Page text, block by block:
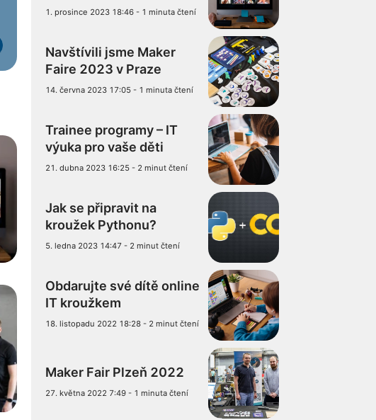
1. prosince 2023 18:46 - 1 minuta čtení
Navštívili jsme Maker
Faire 2023 v Praze
14. června 2023 17:05 - 1 minuta čtení
Trainee programy – IT
výuka pro vaše děti
21. dubna 2023 16:25 - 2 minut čtení
Jak se připravit na
kroužek Pythonu?
5. ledna 2023 14:47 - 2 minut čtení
Obdarujte své dítě online
IT kroužkem
18. listopadu 2022 18:28 - 2 minut čtení
Maker Fair Plzeň 2022
27. května 2022 7:49 - 1 minuta čtení